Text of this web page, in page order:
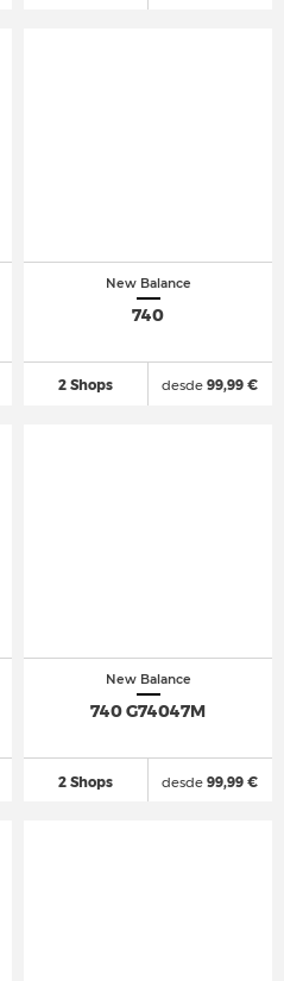
New Balance
740
2 Shops desde 99,99 €
New Balance
740 G74047M
2 Shops desde 99,99 €